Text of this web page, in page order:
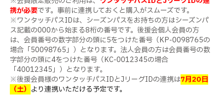
携が必要です。事前に連携しておくと購入がスムーズです。
※ワンタッチパスIDは、シーズンパスをお持ちの方はシーズンパ
ス記載の000から始まる8桁の番号です。後援会個人会員の方
は、会員番号の数字部分の頭に5をつけた番号（KP-0098765の
場合「50098765」）となります。法人会員の方は会員番号の数
字部分の頭に4をつけた番号（KC-0012345の場合
「40012345」）となります。
※後援会員様のワンタッチパスIDとJリーグIDの連携は7月20日
（土） より連携いただける予定です。